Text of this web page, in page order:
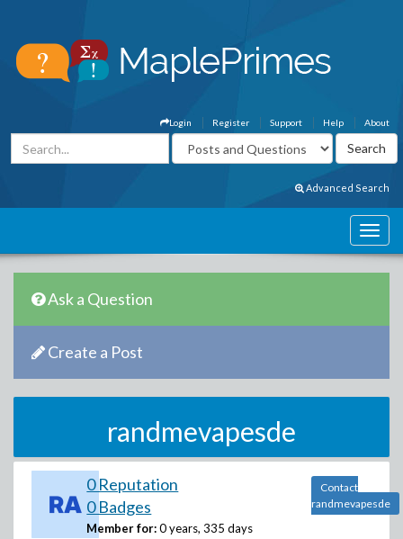
About
Help
Support
Register
Login
Advanced Search
Ask a Question
Create a Post
randmevapesde
0 Reputation
0 Badges
Member for: 0 years, 335 days
Contact
randmevapesde